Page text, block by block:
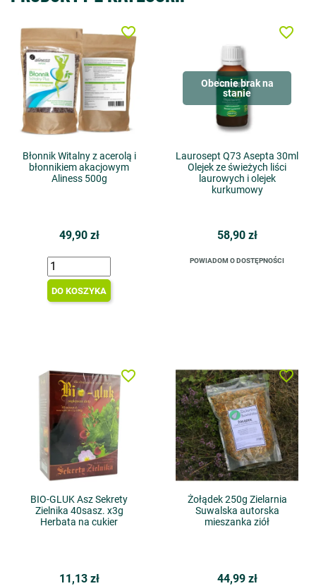
Błonnik Witalny z acerolą i
błonnikiem akacjowym
Aliness 500g
49,90 zł
DO KOSZYKA
favorite_border
Obecnie brak na
stanie
Laurosept Q73 Asepta 30ml
Olejek ze świeżych liści
laurowych i olejek
kurkumowy
58,90 zł
POWIADOM O DOSTĘPNOŚCI
favorite_border
BIO-GLUK Asz Sekrety
Zielnika 40sasz. x3g
Herbata na cukier
11,13 zł
favorite_border
Żołądek 250g Zielarnia
Suwalska autorska
mieszanka ziół
44,99 zł
favorite_border